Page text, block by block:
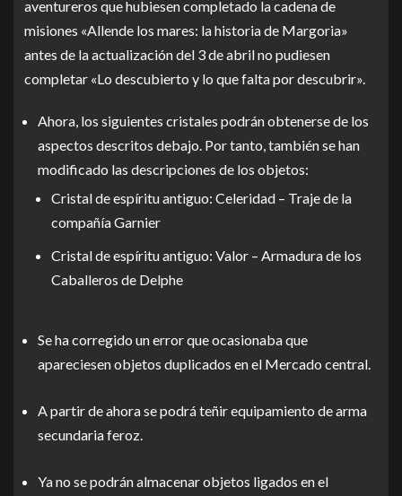
aventureros que hubiesen completado la cadena de
misiones «Allende los mares: la historia de Margoria»
antes de la actualización del 3 de abril no pudiesen
completar «Lo descubierto y lo que falta por descubrir».
Ahora, los siguientes cristales podrán obtenerse de los
aspectos descritos debajo. Por tanto, también se han
modificado las descripciones de los objetos:
Cristal de espíritu antiguo: Celeridad – Traje de la
compañía Garnier
Cristal de espíritu antiguo: Valor – Armadura de los
Caballeros de Delphe
Se ha corregido un error que ocasionaba que
apareciesen objetos duplicados en el Mercado central.
A partir de ahora se podrá teñir equipamiento de arma
secundaria feroz.
Ya no se podrán almacenar objetos ligados en el